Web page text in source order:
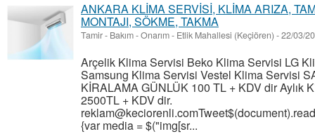
ANKARA KLİMA SERVİSİ, KLİMA ARIZA,
MONTAJI, SÖKME, TAKMA
Tamir - Bakım - Onarım- Etlik Mahallesi (Keçiören) -22/03/
Arçelik Klima Servisi Beko Klima Servisi LG
Samsung Klima Servisi Vestel Klima Servisi
KİRALAMA GÜNLÜK 100 TL + KDV dir Aylık
2500TL + KDV dir.
{var media = $("img[sr...